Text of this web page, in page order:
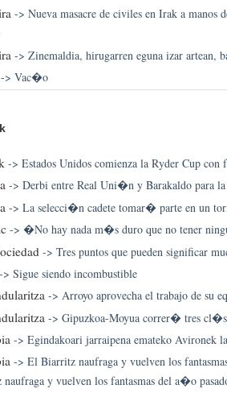
-> Nueva masacre de civiles en Irak a
-> Zinemaldia, hirugarren eguna izar artean,
Vac�o
-> Estados Unidos comienza la Ryder Cup
-> Derbi entre Real Uni�n y Barakaldo para la
-> La selecci�n cadete tomar� parte en un
-> �No hay nada m�s duro que no tener
-> Tres puntos que pueden significar
Sigue siendo incombustible
-> Arroyo aprovecha el trabajo de su
-> Gipuzkoa-Moyua correr� tres
-> Egindakoari jarraipena emateko Avironek
-> El Biarritz naufraga y vuelven los
y vuelven los fantasmas del a�o